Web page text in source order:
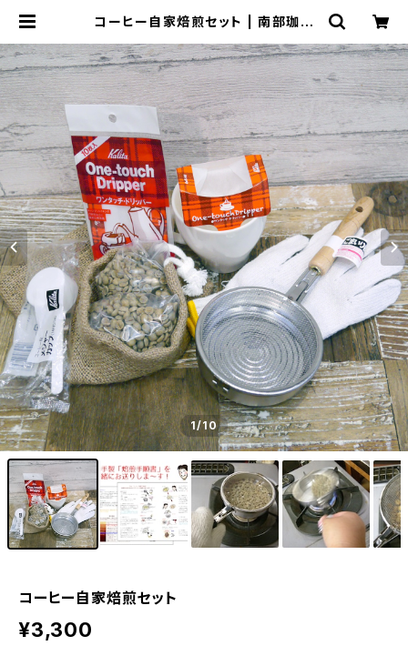
コーヒー自家焙煎セット | 南部珈琲
1/10
コーヒー自家焙煎セット
¥3,300